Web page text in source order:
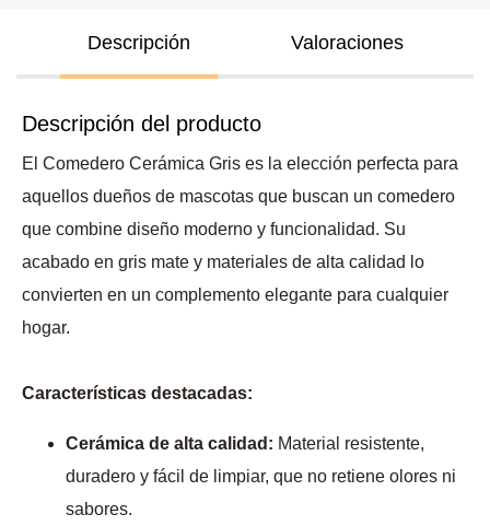
Descripción Valoraciones
Descripción del producto
El Comedero Cerámica Gris es la elección perfecta para
aquellos dueños de mascotas que buscan un comedero
que combine diseño moderno y funcionalidad. Su
acabado en gris mate y materiales de alta calidad lo
convierten en un complemento elegante para cualquier
hogar.
Características destacadas:
Cerámica de alta calidad: Material resistente,
duradero y fácil de limpiar, que no retiene olores ni
sabores.